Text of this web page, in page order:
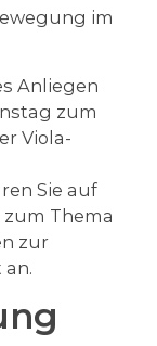
im
Anliegen
zum
Viola-
Sie auf
Thema
zur